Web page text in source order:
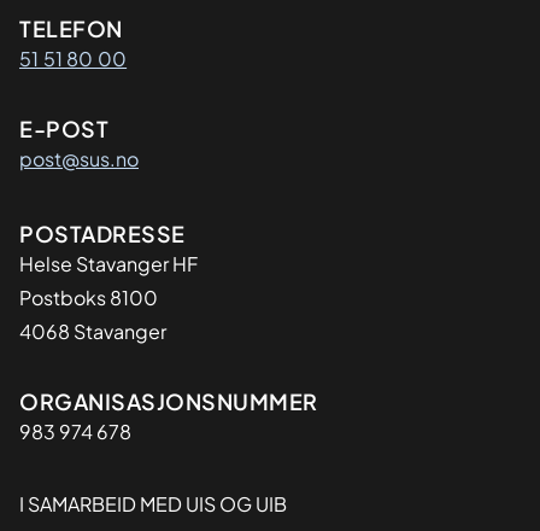
Kontaktinformasjon
TELEFON
51 51 80 00
E-POST
post@sus.no
Adresse
POSTADRESSE
Helse Stavanger HF
Postboks 8100
4068 Stavanger
Organisasjon
ORGANISASJONSNUMMER
983 974 678
I SAMARBEID MED UIS OG UIB